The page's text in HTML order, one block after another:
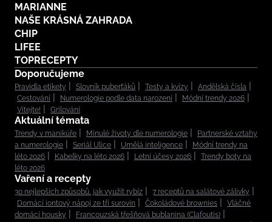
MARIANNE
NAŠE KRÁSNÁ ZAHRADA
CHIP
LIFEE
TOPRECEPTY
Doporučujeme
Pravidla etikety Slovník puberťáků Testy a kvízy
Andělská čísla
Cestování
Numerologie podle data narození
Módní trendy 2026
Vítejte!
Grilování
Aktuální témata
Trendy v manikúře Minulé životy dle numerologie
Partnerské vztahy
a numerologie
Seriál Ulice Umělá inteligence
Módní trendy na
léto 2026
Kabelky na léto 2026 Letní účesy 2026
Trendy boty na
léto 2026
Vaření a recepty
30 nejlepších způsobů, jak využít rybíz
7 receptů na salátové zálivky
Domácí iontový nápoj ze tří surovin
Čokoládové brownies
Vláčné
domácí housky
Francouzská třešňová bublanina (Clafoutis)